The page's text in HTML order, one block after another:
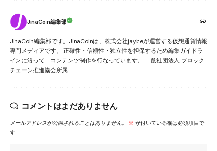
JinaCoin編集部
JinaCoin編集部です。JinaCoinは、株式会社jaybeが運営する仮想通貨情報
専門メディアです。 正確性・信頼性・独立性を担保するため編集ガイドラ
インに沿って、コンテンツ制作を行なっています。 一般社団法人 ブロック
チェーン推進協会所属
コメントはまだありません
メールアドレスが公開されることはありません。 ※ が付いている欄は必須項目で
す